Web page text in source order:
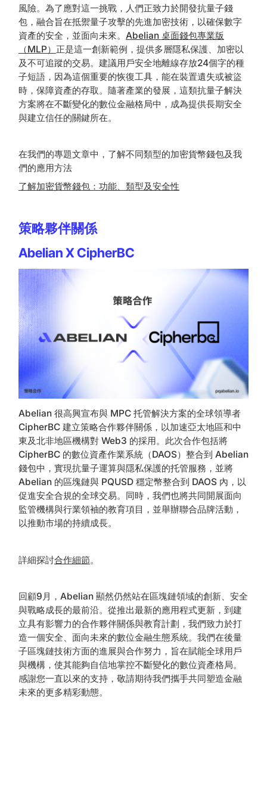
風險。為了應對這一挑戰，人們正致力於開發抗量子錢
包，融合旨在抵禦量子攻擊的先進加密技術，以確保數字
資產的安全，並面向未來。 Abelian 桌面錢包專業版
（MLP） 正是這一創新範例，提供多層隱私保護、加密以
及不可追蹤的交易。建議用戶安全地離線存放24個字的種
子短語，因為這個重要的恢復工具，能在裝置遺失或被盜
時，保障資產的存取。隨著產業的發展，這類抗量子解決
方案將在不斷變化的數位金融格局中，成為提供長期安全
與建立信任的關鍵所在。
在我們的專題文章中，了解不同類型的加密貨幣錢包及我
們的應用方法
了解加密貨幣錢包：功能、類型及安全性
策略夥伴關係
Abelian X CipherBC
Abelian 很高興宣布與 MPC 托管解決方案的全球領導者
CipherBC 建立策略合作夥伴關係，以加速亞太地區和中
東及北非地區機構對 Web3 的採用。此次合作包括將
CipherBC 的數位資產作業系統（DAOS）整合到 Abelian
錢包中，實現抗量子運算與隱私保護的托管服務，並將
Abelian 的區塊鏈與 PQUSD 穩定幣整合到 DAOS 內，以
促進安全合規的全球交易。同時，我們也將共同開展面向
監管機構與行業領袖的教育項目，並舉辦聯合品牌活動，
以推動市場的持續成長。
詳細探討合作細節。
回顧9月，Abelian 顯然仍然站在區塊鏈領域的創新、安全
與戰略成長的最前沿。從推出最新的應用程式更新，到建
立具有影響力的合作夥伴關係與教育計劃，我們致力於打
造一個安全、面向未來的數位金融生態系統。我們在後量
子區塊鏈技術方面的進展與合作努力，旨在賦能全球用戶
與機構，使其能夠自信地掌控不斷變化的數位資產格局。
感謝您一直以來的支持，敬請期待我們攜手共同塑造金融
未來的更多精彩動態。